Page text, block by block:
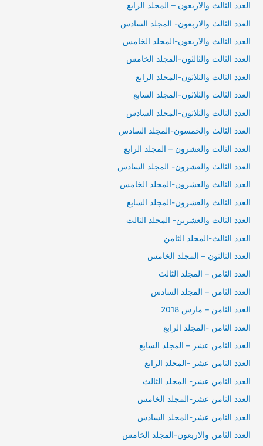
العدد الثالث والاربعون – المجلد الرابع
العدد الثالث والاربعون- المجلد السادس
العدد الثالث والاربعون-المجلد الخامس
العدد الثالث والثالثون-المجلد الخامس
العدد الثالث والثلاثون-المجلد الرابع
العدد الثالث والثلاثون-المجلد السابع
العدد الثالث والثلاثون-المجلد السادس
العدد الثالث والخمسون-المجلد السادس
العدد الثالث والعشرون – المجلد الرابع
العدد الثالث والعشرون- المجلد السادس
العدد الثالث والعشرون-المجلد الخامس
العدد الثالث والعشرون-المجلد السابع
العدد الثالث والعشرين- المجلد الثالث
العدد الثالث-المجلد الثامن
العدد الثالثون – المجلد الخامس
العدد الثامن – المجلد الثالث
العدد الثامن – المجلد السادس
العدد الثامن – مارس 2018
العدد الثامن -المجلد الرابع
العدد الثامن عشر – المجلد السابع
العدد الثامن عشر -المجلد الرابع
العدد الثامن عشر- المجلد الثالث
العدد الثامن عشر-المجلد الخامس
العدد الثامن عشر-المجلد السادس
العدد الثامن والاربعون-المجلد الخامس